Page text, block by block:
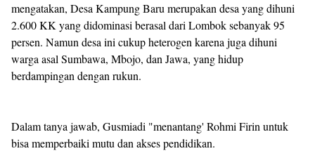
mengatakan, Desa Kampung Baru merupakan desa yang dihuni
2.600 KK yang didominasi berasal dari Lombok sebanyak 95
persen. Namun desa ini cukup heterogen karena juga dihuni
warga asal Sumbawa, Mbojo, dan Jawa, yang hidup
berdampingan dengan rukun.
Dalam tanya jawab, Gusmiadi "menantang' Rohmi Firin untuk
bisa memperbaiki mutu dan akses pendidikan.